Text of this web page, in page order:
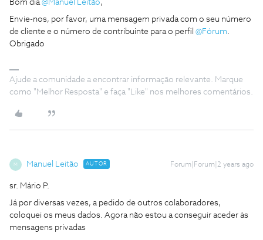
Bom dia@Manuel Leitão,
Envie-nos, por favor, uma mensagem privada com o seu número
de cliente e o número de contribuinte para o perfil @Fórum.
Obrigado
Ajude a comunidade a encontrar informação relevante. Marque
como "Melhor Resposta" e faça "Like" nos melhores comentários.
M Manuel Leitão AUTOR Forum|Forum|2 years ago
sr. Mário P.
Já por diversas vezes, a pedido de outros colaboradores,
coloquei os meus dados. Agora não estou a conseguir aceder às
mensagens privadas